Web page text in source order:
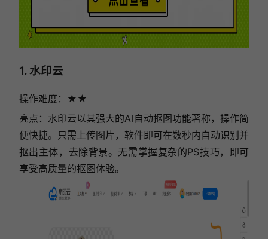
1. 水印云
操作难度：★★
亮点：水印云以其强大的AI自动抠图功能著称，操作简
便快捷。只需上传图片，软件即可在数秒内自动识别并
抠出主体，去除背景。无需掌握复杂的PS技巧，即可
享受高质量的抠图体验。